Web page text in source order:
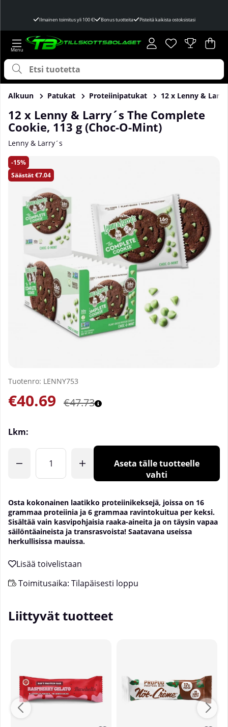
Ilmainen toimitus yli 100 €! Bonus tuotteita Pisteitä kaikista ostoksistasi
Toivelista
Lukumäärä
. .
Alkuun Patukat Proteiinipatukat 12 x Lenny &
12 x Lenny & Larry´s The Complete
Cookie, 113 g (Choc-O-Mint)
Lenny & Larry´s
15
Säästät€7.04
Tuotekuvat 12 x Lenny & Larry´s The Complete Cookie,
Tuotenro: LENNY753
€47.73
€40.69
Lkm:
Aseta tälle tuotteelle
vahti
Osta kokonainen laatikko proteiinikeksejä, joissa on 16
grammaa proteiinia ja 6 grammaa ravintokuitua per keksi.
Sisältää vain kasvipohjaisia raaka-aineita ja on täysin vapaa
säilöntäaineista ja transrasvoista! Saatavana useissa
herkullisissa mauissa.
Toimitusaika: Tilapäisesti loppu
Liittyvät tuotteet